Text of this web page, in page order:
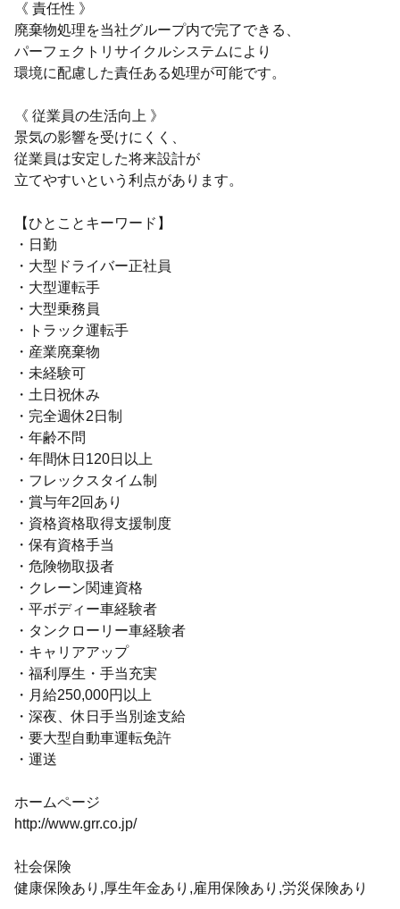
《 責任性 》
廃棄物処理を当社グループ内で完了できる、
パーフェクトリサイクルシステムにより
環境に配慮した責任ある処理が可能です。
《 従業員の生活向上 》
景気の影響を受けにくく、
従業員は安定した将来設計が
立てやすいという利点があります。
【ひとことキーワード】
・日勤
・大型ドライバー正社員
・大型運転手
・大型乗務員
・トラック運転手
・産業廃棄物
・未経験可
・土日祝休み
・完全週休2日制
・年齢不問
・年間休日120日以上
・フレックスタイム制
・賞与年2回あり
・資格資格取得支援制度
・保有資格手当
・危険物取扱者
・クレーン関連資格
・平ボディー車経験者
・タンクローリー車経験者
・キャリアアップ
・福利厚生・手当充実
・月給250,000円以上
・深夜、休日手当別途支給
・要大型自動車運転免許
・運送
ホームページ
http://www.grr.co.jp/
社会保険
健康保険あり,厚生年金あり,雇用保険あり,労災保険あり